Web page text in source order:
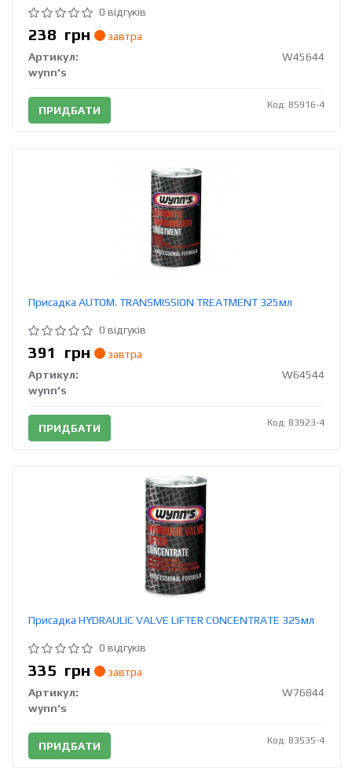
0 відгуків
238 грн
завтра
Артикул:
W45644
wynn's
ПРИДБАТИ Код: 85916-4
Присадка AUTOM. TRANSMISSION TREATMENT 325мл
0 відгуків
391 грн
завтра
Артикул:
W64544
wynn's
ПРИДБАТИ Код: 83923-4
Присадка HYDRAULIC VALVE LIFTER CONCENTRATE 325мл
0 відгуків
335 грн
завтра
Артикул:
W76844
wynn's
ПРИДБАТИ Код: 83535-4